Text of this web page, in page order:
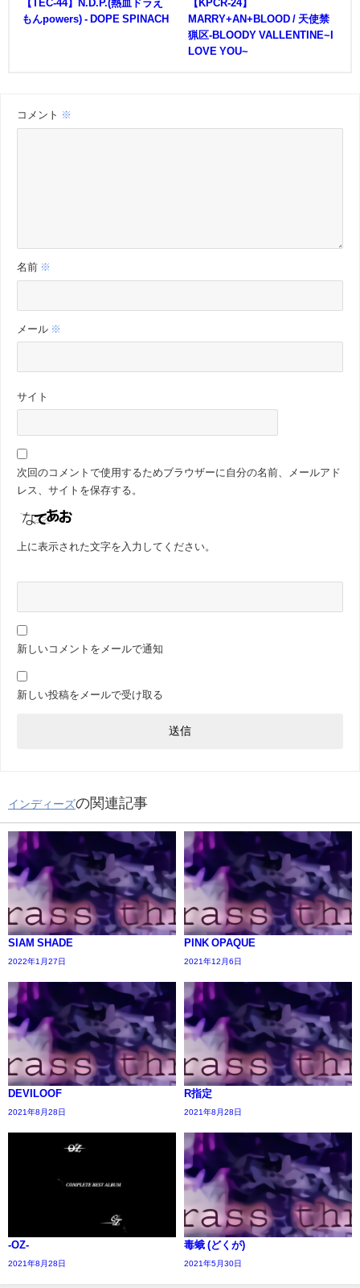
【TEC-44】N.D.P.(熱血ドラえ
もんpowers) - DOPE SPINACH
【KPCR-24】
MARRY+AN+BLOOD / 天使禁
猟区-BLOODY VALLENTINE~I
LOVE YOU~
コメント ※
名前 ※
メール ※
サイト
次回のコメントで使用するためブラウザーに自分の名前、メールアド
レス、サイトを保存する。
上に表示された文字を入力してください。
新しいコメントをメールで通知
新しい投稿をメールで受け取る
インディーズの関連記事
SIAM SHADE
2022年1月27日
PINK OPAQUE
2021年12月6日
DEVILOOF
2021年8月28日
R指定
2021年8月28日
-OZ-
2021年8月28日
毒蛾 (どくが)
2021年5月30日